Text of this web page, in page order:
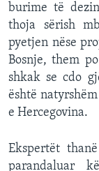
burime të
thoja sërish
pyetjen nëse
Bosnje, them
shkak se cdo
është
e Hercegovina.
Ekspertët
parandaluar